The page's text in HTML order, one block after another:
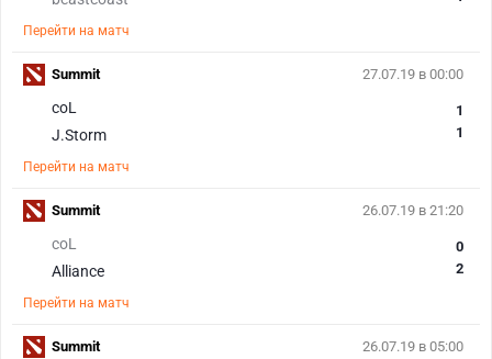
Перейти на матч
27.07.19 в 00:00
coL
J.Storm
1
1
Перейти на матч
Summit
26.07.19 в 21:20
coL
Alliance
0
2
Перейти на матч
Summit
26.07.19 в 05:00
Summit